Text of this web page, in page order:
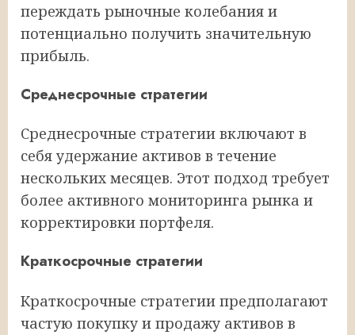
переждать рыночные колебания и
потенциально получить значительную
прибыль.
Среднесрочные стратегии
Среднесрочные стратегии включают в
себя удержание активов в течение
нескольких месяцев. Этот подход требует
более активного мониторинга рынка и
корректировки портфеля.
Краткосрочные стратегии
Краткосрочные стратегии предполагают
частую покупку и продажу активов в